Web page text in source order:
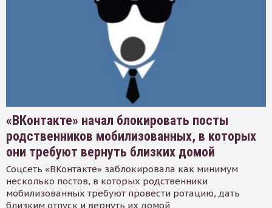
«ВКонтакте» начал блокировать посты
родственников мобилизованных, в которых
они требуют вернуть близких домой
Соцсеть «ВКонтакте» заблокировала как минимум
несколько постов, в которых родственники
мобилизованных требуют провести ротацию, дать
близким отпуск и вернуть их домой